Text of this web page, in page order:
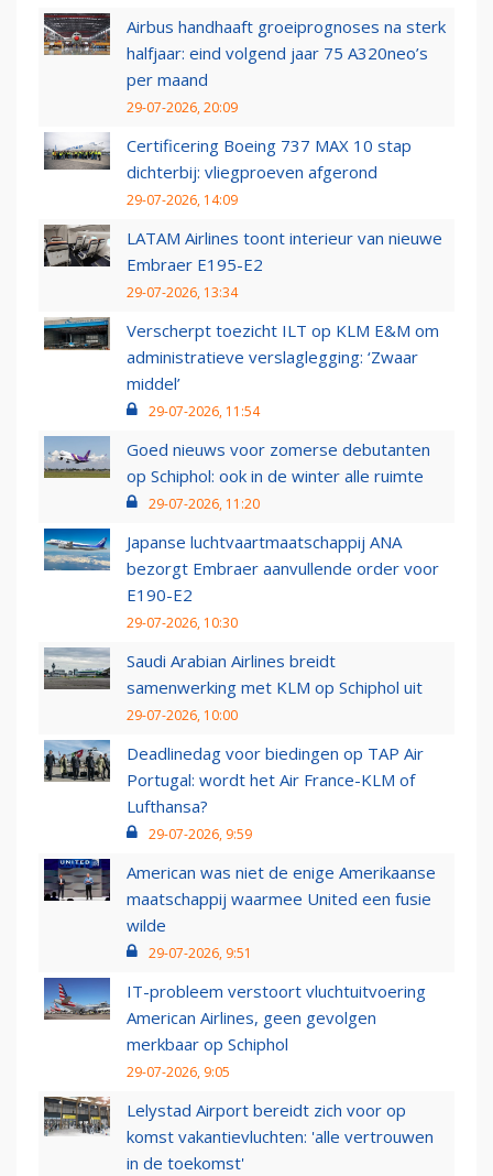
Airbus handhaaft groeiprognoses na sterk
halfjaar: eind volgend jaar 75 A320neo’s
per maand
29-07-2026, 20:09
Certificering Boeing 737 MAX 10 stap
dichterbij: vliegproeven afgerond
29-07-2026, 14:09
LATAM Airlines toont interieur van nieuwe
Embraer E195-E2
29-07-2026, 13:34
Verscherpt toezicht ILT op KLM E&M om
administratieve verslaglegging: ‘Zwaar
middel’
29-07-2026, 11:54
Goed nieuws voor zomerse debutanten
op Schiphol: ook in de winter alle ruimte
29-07-2026, 11:20
Japanse luchtvaartmaatschappij ANA
bezorgt Embraer aanvullende order voor
E190-E2
29-07-2026, 10:30
Saudi Arabian Airlines breidt
samenwerking met KLM op Schiphol uit
29-07-2026, 10:00
Deadlinedag voor biedingen op TAP Air
Portugal: wordt het Air France-KLM of
Lufthansa?
29-07-2026, 9:59
American was niet de enige Amerikaanse
maatschappij waarmee United een fusie
wilde
29-07-2026, 9:51
IT-probleem verstoort vluchtuitvoering
American Airlines, geen gevolgen
merkbaar op Schiphol
29-07-2026, 9:05
Lelystad Airport bereidt zich voor op
komst vakantievluchten: 'alle vertrouwen
in de toekomst'